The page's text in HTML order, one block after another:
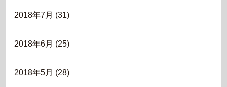
2018年7月 (31)
2018年6月 (25)
2018年5月 (28)